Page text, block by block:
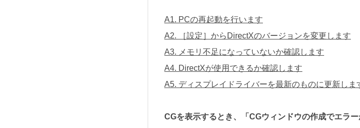
A1. PCの再起動を行います
A2. ［設定］からDirectXのバージョンを変更します
A3. メモリ不足になっていないか確認します
A4. DirectXが使用できるか確認します
A5. ディスプレイドライバーを最新のものに更新しま
CGを表示するとき、「CGウィンドウの作成でエラ